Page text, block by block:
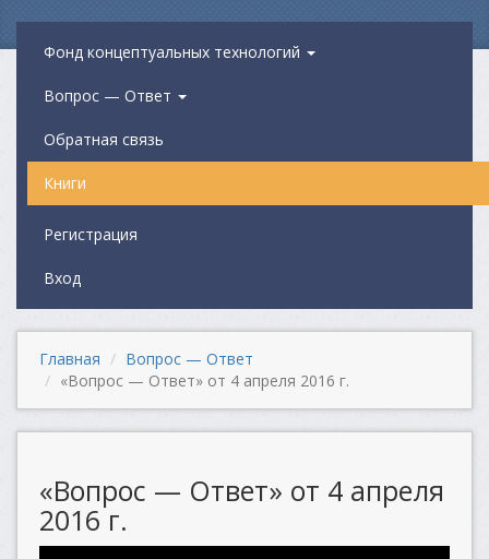
Фонд концептуальных технологий
Вопрос — Ответ
Обратная связь
Книги
Регистрация
Вход
Главная
Вопрос — Ответ
«Вопрос — Ответ» от 4 апреля 2016 г.
«Вопрос — Ответ» от 4 апреля
2016 г.